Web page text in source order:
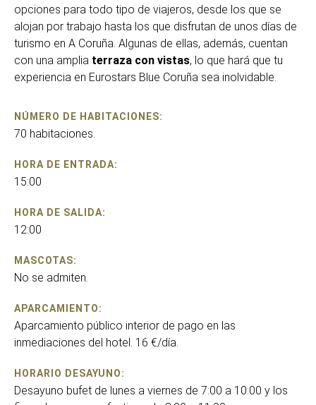
opciones para todo tipo de viajeros, desde los que se
alojan por trabajo hasta los que disfrutan de unos días de
turismo en A Coruña. Algunas de ellas, además, cuentan
con una amplia terraza con vistas, lo que hará que tu
experiencia en Eurostars Blue Coruña sea inolvidable.
NÚMERO DE HABITACIONES:
70 habitaciones.
HORA DE ENTRADA:
15:00
HORA DE SALIDA:
12:00
MASCOTAS:
No se admiten.
APARCAMIENTO:
Aparcamiento público interior de pago en las
inmediaciones del hotel. 16 €/día.
HORARIO DESAYUNO:
Desayuno bufet de lunes a viernes de 7:00 a 10:00 y los